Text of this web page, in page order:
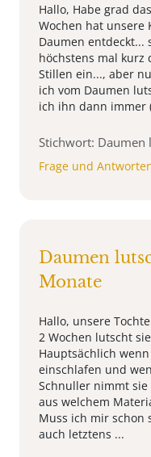
Hallo, Habe grad
Wochen hat unsere
Daumen entdeckt...
höchstens mal kurz
Stillen ein..., aber
ich vom Daumen
ich ihn dann immer
Stichwort: Daumen
Frage und
Daumen
Monate
Hallo, unsere
2 Wochen lutscht
Hauptsächlich
einschlafen und
Schnuller nimmt sie
aus welchem
Muss ich mir schon
auch letztens ...